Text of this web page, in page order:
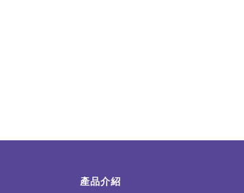
產品介紹